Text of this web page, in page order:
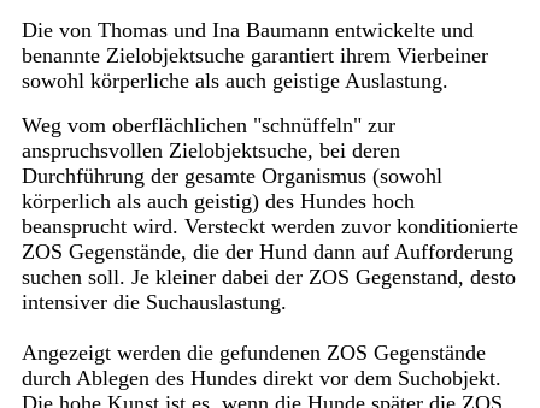
Die von Thomas und Ina Baumann entwickelte und
benannte Zielobjektsuche garantiert ihrem Vierbeiner
sowohl körperliche als auch geistige Auslastung.
Weg vom oberflächlichen "schnüffeln" zur
anspruchsvollen Zielobjektsuche, bei deren
Durchführung der gesamte Organismus (sowohl
körperlich als auch geistig) des Hundes hoch
beansprucht wird. Versteckt werden zuvor konditionierte
ZOS Gegenstände, die der Hund dann auf Aufforderung
suchen soll. Je kleiner dabei der ZOS Gegenstand, desto
intensiver die Suchauslastung.
Angezeigt werden die gefundenen ZOS Gegenstände
durch Ablegen des Hundes direkt vor dem Suchobjekt.